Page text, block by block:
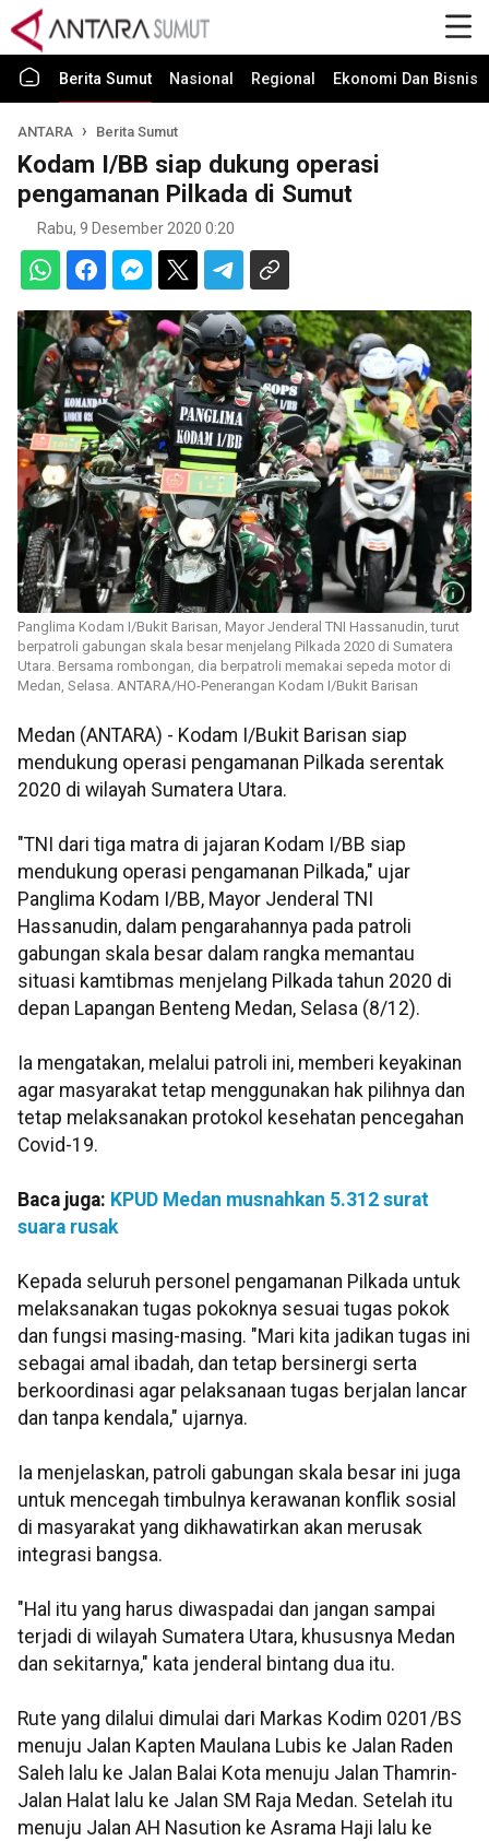
Berita Sumut Nasional Regional Ekonomi Dan Bisnis
ANTARA Berita Sumut
Kodam I/BB siap dukung operasi
pengamanan Pilkada di Sumut
Rabu, 9 Desember 2020 0:20
Panglima Kodam I/Bukit Barisan, Mayor Jenderal TNI Hassanudin, turut
berpatroli gabungan skala besar menjelang Pilkada 2020 di Sumatera
Utara. Bersama rombongan, dia berpatroli memakai sepeda motor di
Medan, Selasa. ANTARA/HO-Penerangan Kodam I/Bukit Barisan
Medan (ANTARA) - Kodam I/Bukit Barisan siap
mendukung operasi pengamanan Pilkada serentak
2020 di wilayah Sumatera Utara.
"TNI dari tiga matra di jajaran Kodam I/BB siap
mendukung operasi pengamanan Pilkada," ujar
Panglima Kodam I/BB, Mayor Jenderal TNI
Hassanudin, dalam pengarahannya pada patroli
gabungan skala besar dalam rangka memantau
situasi kamtibmas menjelang Pilkada tahun 2020 di
depan Lapangan Benteng Medan, Selasa (8/12).
Ia mengatakan, melalui patroli ini, memberi keyakinan
agar masyarakat tetap menggunakan hak pilihnya dan
tetap melaksanakan protokol kesehatan pencegahan
Covid-19.
Baca juga: KPUD Medan musnahkan 5.312 surat
suara rusak
Kepada seluruh personel pengamanan Pilkada untuk
melaksanakan tugas pokoknya sesuai tugas pokok
dan fungsi masing-masing. "Mari kita jadikan tugas ini
sebagai amal ibadah, dan tetap bersinergi serta
berkoordinasi agar pelaksanaan tugas berjalan lancar
dan tanpa kendala," ujarnya.
Ia menjelaskan, patroli gabungan skala besar ini juga
untuk mencegah timbulnya kerawanan konflik sosial
di masyarakat yang dikhawatirkan akan merusak
integrasi bangsa.
"Hal itu yang harus diwaspadai dan jangan sampai
terjadi di wilayah Sumatera Utara, khususnya Medan
dan sekitarnya," kata jenderal bintang dua itu.
Rute yang dilalui dimulai dari Markas Kodim 0201/BS
menuju Jalan Kapten Maulana Lubis ke Jalan Raden
Saleh lalu ke Jalan Balai Kota menuju Jalan Thamrin-
Jalan Halat lalu ke Jalan SM Raja Medan. Setelah itu
menuju Jalan AH Nasution ke Asrama Haji lalu ke